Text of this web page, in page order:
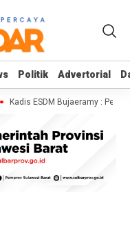
Politik Advertorial
Politik Advertorial
Kadis ESDM Bujaeramy :